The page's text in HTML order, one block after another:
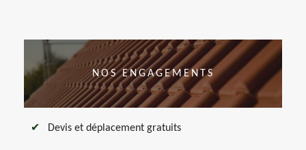
NOS ENGAGEMENTS
Devis et déplacement gratuits